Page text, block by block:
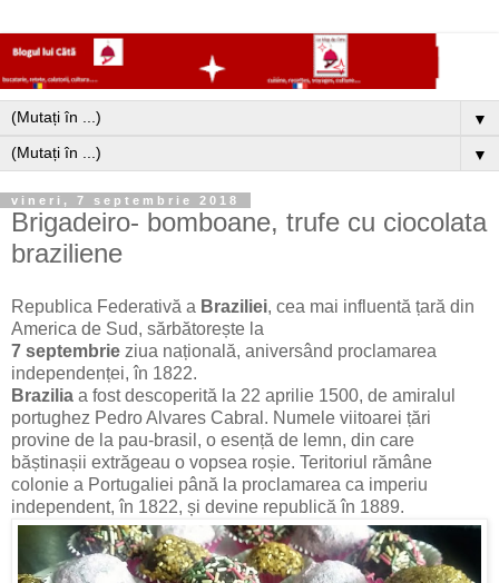
▼
▼
vineri, 7 septembrie 2018
Brigadeiro- bomboane, trufe cu ciocolata
braziliene
Republica Federativă a Braziliei, cea mai influentă țară din
America de Sud, sărbătorește la
7 septembrie ziua națională, aniversând proclamarea
independenței, în 1822.
Brazilia a fost descoperită la 22 aprilie 1500, de amiralul
portughez Pedro Alvares Cabral. Numele viitoarei țări
provine de la pau-brasil, o esență de lemn, din care
băștinașii extrăgeau o vopsea roșie. Teritoriul rămâne
colonie a Portugaliei până la proclamarea ca imperiu
independent, în 1822, și devine republică în 1889.